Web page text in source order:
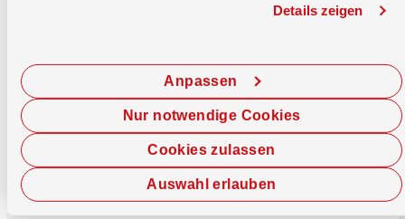
Details zeigen
Cookies zulassen
Anpassen
Auswahl erlauben
Nur notwendige Cookies
Jetzt chatten